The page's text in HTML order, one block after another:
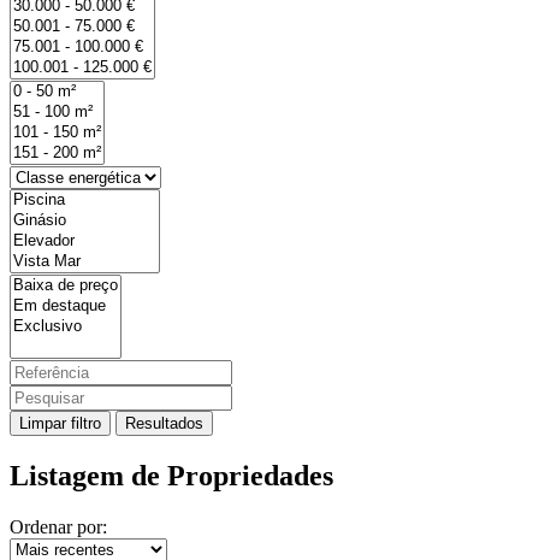
Limpar filtro Resultados
Listagem de Propriedades
Ordenar por: